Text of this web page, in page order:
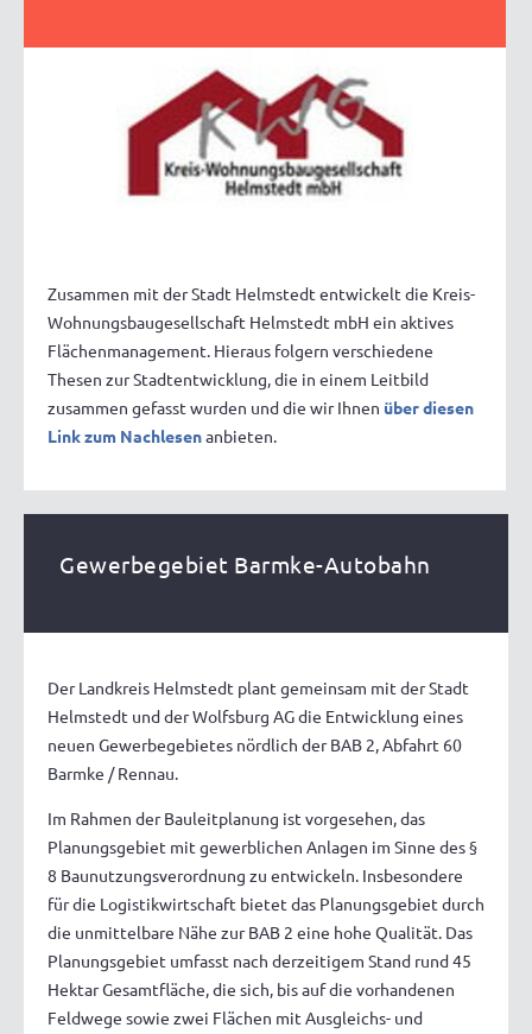
Zusammen mit der Stadt Helmstedt entwickelt die Kreis-
Wohnungsbaugesellschaft Helmstedt mbH ein aktives
Flächenmanagement. Hieraus folgern verschiedene
Thesen zur Stadtentwicklung, die in einem Leitbild
zusammen gefasst wurden und die wir Ihnen über diesen
Link zum Nachlesenanbieten.
Gewerbegebiet Barmke-Autobahn
Der Landkreis Helmstedt plant gemeinsam mit der Stadt
Helmstedt und der Wolfsburg AG die Entwicklung eines
neuen Gewerbegebietes nördlich der BAB 2, Abfahrt 60
Barmke / Rennau.
Im Rahmen der Bauleitplanung ist vorgesehen, das
Planungsgebiet mit gewerblichen Anlagen im Sinne des §
8 Baunutzungsverordnung zu entwickeln. Insbesondere
für die Logistikwirtschaft bietet das Planungsgebiet durch
die unmittelbare Nähe zur BAB 2 eine hohe Qualität. Das
Planungsgebiet umfasst nach derzeitigem Stand rund 45
Hektar Gesamtfläche, die sich, bis auf die vorhandenen
Feldwege sowie zwei Flächen mit Ausgleichs- und